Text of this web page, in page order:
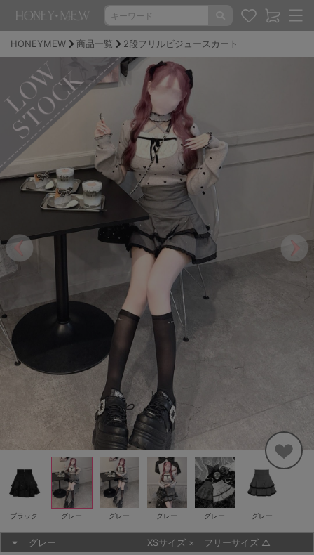
HONEYMEW 商品一覧 2段フリルビジュースカート
ブラック グレー グレー グレー グレー グレー
グレー XSサイズ × フリーサイズ △